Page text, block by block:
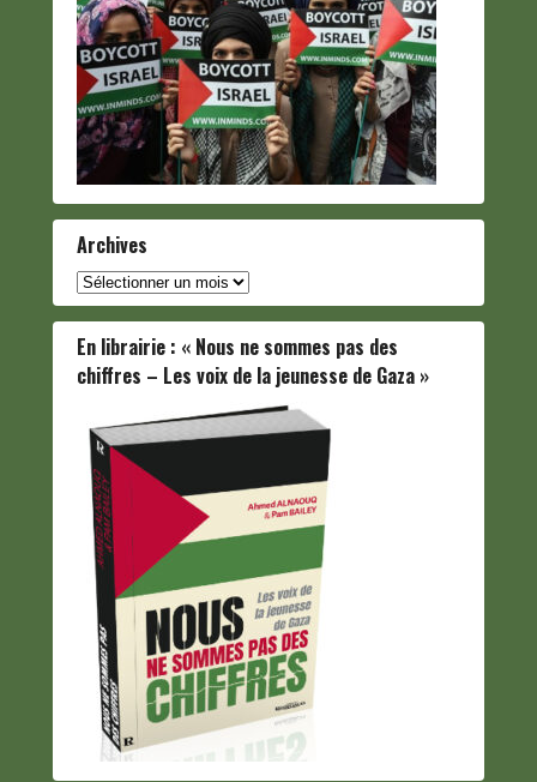
Archives
Archives
En librairie : « Nous ne sommes pas des
chiffres – Les voix de la jeunesse de Gaza »